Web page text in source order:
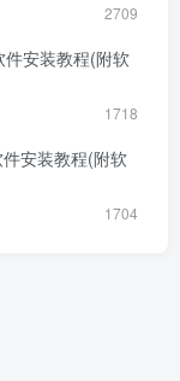
2709
安装教程(附软
1718
安装教程(附软
1704